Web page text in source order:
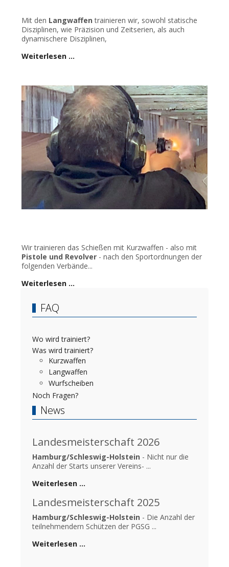
Mit den Langwaffen trainieren wir, sowohl statische
Disziplinen, wie Präzision und Zeitserien, als auch
dynamischere Disziplinen,
Weiterlesen …
Wir trainieren das Schießen mit Kurzwaffen - also mit
Pistole und Revolver - nach den Sportordnungen der
folgenden Verbände...
Weiterlesen …
FAQ
Wo wird trainiert?
Was wird trainiert?
Kurzwaffen
Langwaffen
Wurfscheiben
Noch Fragen?
News
Landesmeisterschaft 2026
Hamburg/Schleswig-Holstein - Nicht nur die
Anzahl der Starts unserer Vereins- ...
Weiterlesen …
Landesmeisterschaft 2025
Hamburg/Schleswig-Holstein - Die Anzahl der
teilnehmendern Schützen der PGSG ...
Weiterlesen …